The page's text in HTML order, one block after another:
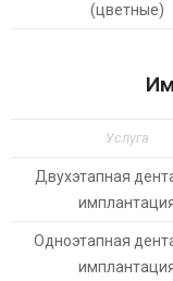
(цветные)
Услуга
Двухэтапная
Одноэтапная